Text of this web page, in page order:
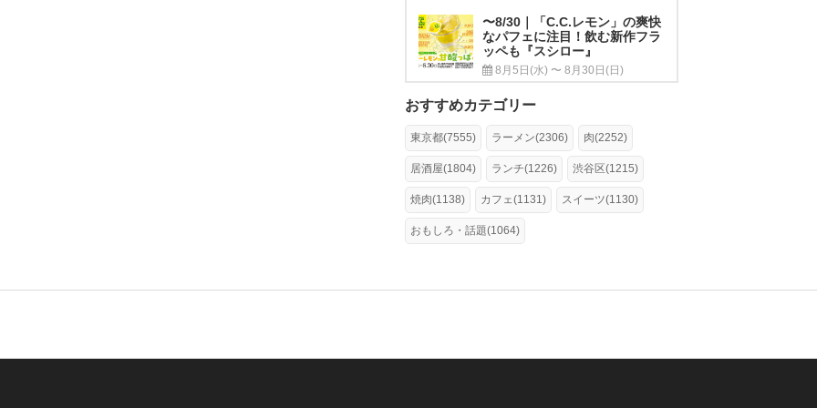
〜8/30｜「C.C.レモン」の爽快
なパフェに注目！飲む新作フラ
ッペも『スシロー』
8月5日(水) 〜 8月30日(日)
おすすめカテゴリー
東京都(7555) ラーメン(2306) 肉(2252)
居酒屋(1804) ランチ(1226) 渋谷区(1215)
焼肉(1138) カフェ(1131) スイーツ(1130)
おもしろ・話題(1064)